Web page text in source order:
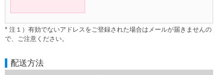
* 注１）有効でないアドレスをご登録された場合はメールが届きませんの
で、ご注意ください。
配送方法